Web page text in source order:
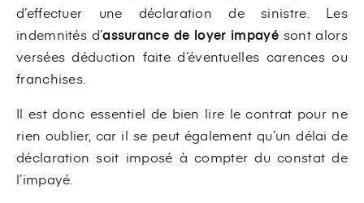
d’effectuer une déclaration de sinistre. Les
indemnités d’assurance de loyer impayé sont alors
versées déduction faite d’éventuelles carences ou
franchises.
Il est donc essentiel de bien lire le contrat pour ne
rien oublier, car il se peut également qu’un délai de
déclaration soit imposé à compter du constat de
l’impayé.